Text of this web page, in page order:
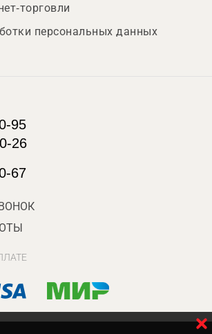
торговли
персональных данных
95
26
67